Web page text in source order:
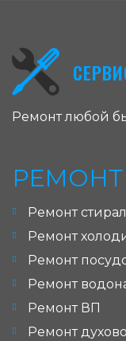
Ремонт любой
РЕМОНТ
Ремонт
Ремонт
Ремонт
Ремонт
Ремонт ВП
Ремонт